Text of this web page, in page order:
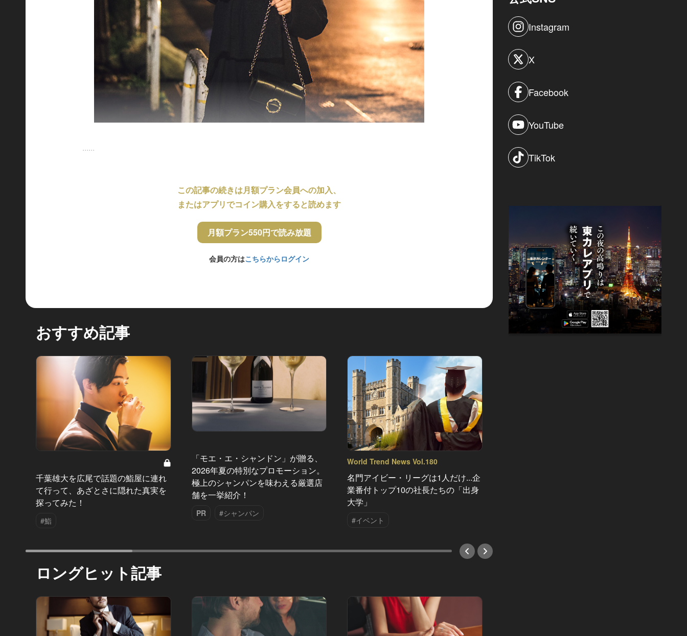
......
この記事の続きは月額プラン会員への加入、
またはアプリでコイン購入をすると読めます
月額プラン550円で読み放題
会員の方はこちらからログイン
おすすめ記事
千葉雄大を広尾で話題の鮨屋に連れ
て行って、あざとさに隠れた真実を
探ってみた！
#鮨
「モエ・エ・シャンドン」が贈る、
2026年夏の特別なプロモーション。
極上のシャンパンを味わえる厳選店
舗を一挙紹介！
PR #シャンパン
World Trend News Vol.180
名門アイビー・リーグは1人だけ...企
業番付トップ10の社長たちの「出身
大学」
#イベント
ロングヒット記事
Instagram
X
Facebook
YouTube
TikTok